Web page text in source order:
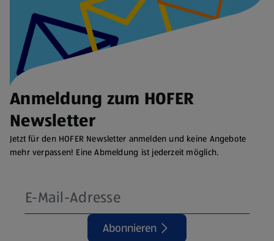
Anmeldung zum HOFER
Newsletter
Jetzt für den HOFER Newsletter anmelden und keine Angebote
mehr verpassen! Eine Abmeldung ist jederzeit möglich.
Abonnieren